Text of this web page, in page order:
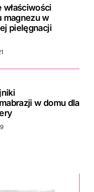
właściwości
magnezu w
pielęgnacji
w domu dla